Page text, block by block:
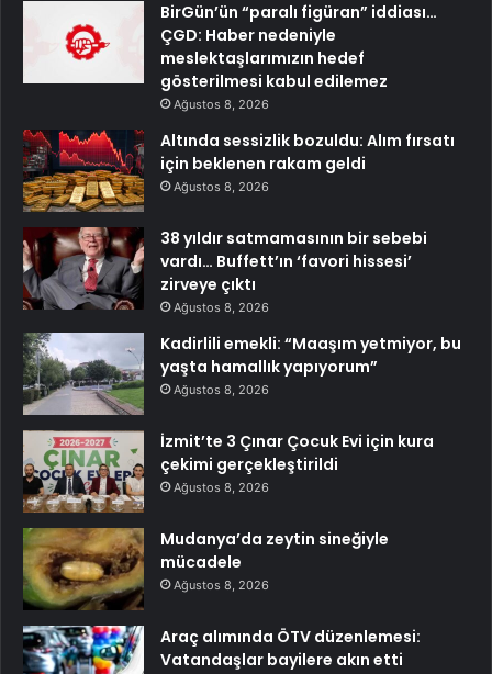
BirGün’ün “paralı figüran” iddiası…
ÇGD: Haber nedeniyle
meslektaşlarımızın hedef
gösterilmesi kabul edilemez
Ağustos 8, 2026
Altında sessizlik bozuldu: Alım fırsatı
için beklenen rakam geldi
Ağustos 8, 2026
38 yıldır satmamasının bir sebebi
vardı… Buffett’ın ‘favori hissesi’
zirveye çıktı
Ağustos 8, 2026
Kadirlili emekli: “Maaşım yetmiyor, bu
yaşta hamallık yapıyorum”
Ağustos 8, 2026
İzmit’te 3 Çınar Çocuk Evi için kura
çekimi gerçekleştirildi
Ağustos 8, 2026
Mudanya’da zeytin sineğiyle
mücadele
Ağustos 8, 2026
Araç alımında ÖTV düzenlemesi:
Vatandaşlar bayilere akın etti